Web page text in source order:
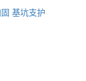
基坑支护